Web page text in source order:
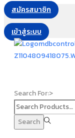
สมัครสมาชิก
เข้าสู่ระบบ
Search For:>
Search